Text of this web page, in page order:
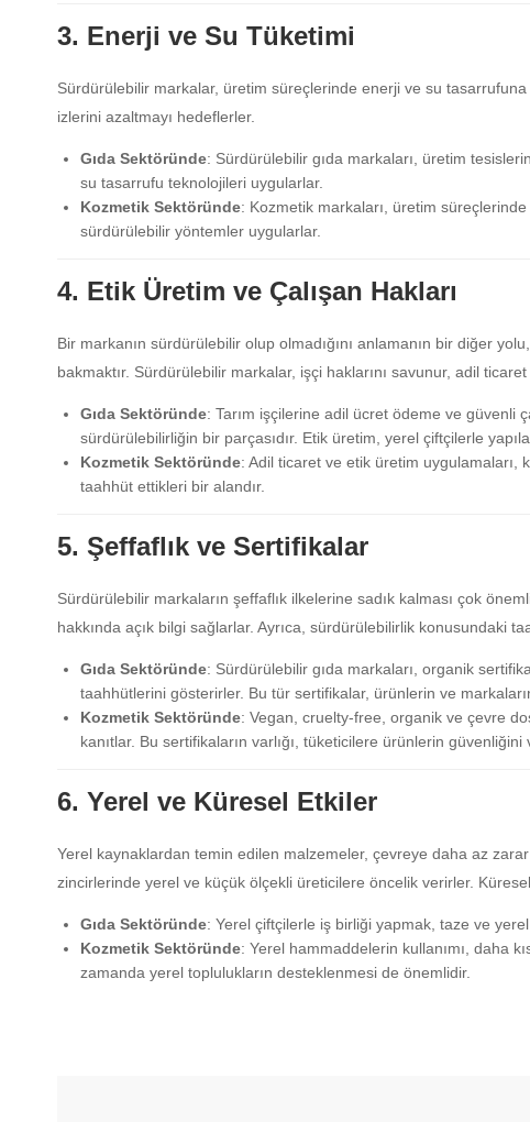
3. Enerji ve Su Tüketimi
Sürdürülebilir markalar, üretim süreçlerinde enerji ve su
izlerini azaltmayı hedeflerler.
Gıda Sektöründe: Sürdürülebilir gıda markaları, üretim
su tasarrufu teknolojileri uygularlar.
Kozmetik Sektöründe: Kozmetik markaları, üretim süreçlerinde
sürdürülebilir yöntemler uygularlar.
4. Etik Üretim ve Çalışan Hakları
Bir markanın sürdürülebilir olup olmadığını anlamanın bir diğer
bakmaktır. Sürdürülebilir markalar, işçi haklarını savunur, adil
Gıda Sektöründe: Tarım işçilerine adil ücret ödeme ve güvenli
sürdürülebilirliğin bir parçasıdır. Etik üretim, yerel çiftçilerle
Kozmetik Sektöründe: Adil ticaret ve etik üretim uygulamaları,
taahhüt ettikleri bir alandır.
5. Şeffaflık ve Sertifikalar
Sürdürülebilir markaların şeffaflık ilkelerine sadık kalması çok
hakkında açık bilgi sağlarlar. Ayrıca, sürdürülebilirlik konusundaki
Gıda Sektöründe: Sürdürülebilir gıda markaları, organik
taahhütlerini gösterirler. Bu tür sertifikalar, ürünlerin ve
Kozmetik Sektöründe: Vegan, cruelty-free, organik ve çevre
kanıtlar. Bu sertifikaların varlığı, tüketicilere ürünlerin güvenliğini
6. Yerel ve Küresel Etkiler
Yerel kaynaklardan temin edilen malzemeler, çevreye daha az
zincirlerinde yerel ve küçük ölçekli üreticilere öncelik verirler.
Gıda Sektöründe: Yerel çiftçilerle iş birliği yapmak, taze ve yerel
Kozmetik Sektöründe: Yerel hammaddelerin kullanımı, daha
zamanda yerel toplulukların desteklenmesi de önemlidir.